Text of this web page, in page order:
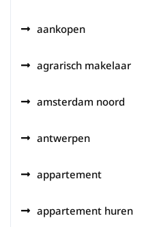
aankopen
agrarisch makelaar
amsterdam noord
antwerpen
appartement
appartement huren